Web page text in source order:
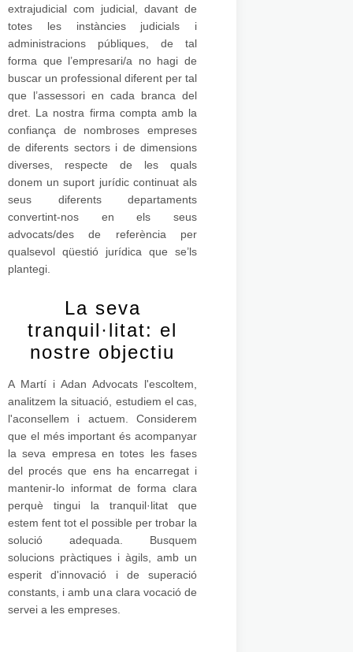
extrajudicial com judicial, davant de
totes les instàncies judicials i
administracions públiques, de tal
forma que l’empresari/a no hagi de
buscar un professional diferent per tal
que l’assessori en cada branca del
dret. La nostra firma compta amb la
confiança de nombroses empreses
de diferents sectors i de dimensions
diverses, respecte de les quals
donem un suport jurídic continuat als
seus diferents departaments
convertint-nos en els seus
advocats/des de referència per
qualsevol qüestió jurídica que se’ls
plantegi.
La seva
tranquil·litat: el
nostre objectiu
A Martí i Adan Advocats l'escoltem,
analitzem la situació, estudiem el cas,
l'aconsellem i actuem. Considerem
que el més important és acompanyar
la seva empresa en totes les fases
del procés que ens ha encarregat i
mantenir-lo informat de forma clara
perquè tingui la tranquil·litat que
estem fent tot el possible per trobar la
solució adequada. Busquem
solucions pràctiques i àgils, amb un
esperit d'innovació i de superació
constants, i amb una clara vocació de
servei a les empreses.